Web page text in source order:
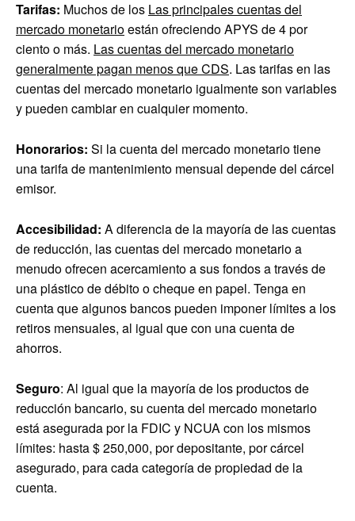
Tarifas: Muchos de los Las principales cuentas del
mercado monetarioestán ofreciendo APYS de 4 por
ciento o más. Las cuentas del mercado monetario
generalmente pagan menos que CDS. Las tarifas en las
cuentas del mercado monetario igualmente son variables
y pueden cambiar en cualquier momento.
Honorarios: Si la cuenta del mercado monetario tiene
una tarifa de mantenimiento mensual depende del cárcel
emisor.
Accesibilidad: A diferencia de la mayoría de las cuentas
de reducción, las cuentas del mercado monetario a
menudo ofrecen acercamiento a sus fondos a través de
una plástico de débito o cheque en papel. Tenga en
cuenta que algunos bancos pueden imponer límites a los
retiros mensuales, al igual que con una cuenta de
ahorros.
Seguro: Al igual que la mayoría de los productos de
reducción bancario, su cuenta del mercado monetario
está asegurada por la FDIC y NCUA con los mismos
límites: hasta $ 250,000, por depositante, por cárcel
asegurado, para cada categoría de propiedad de la
cuenta.